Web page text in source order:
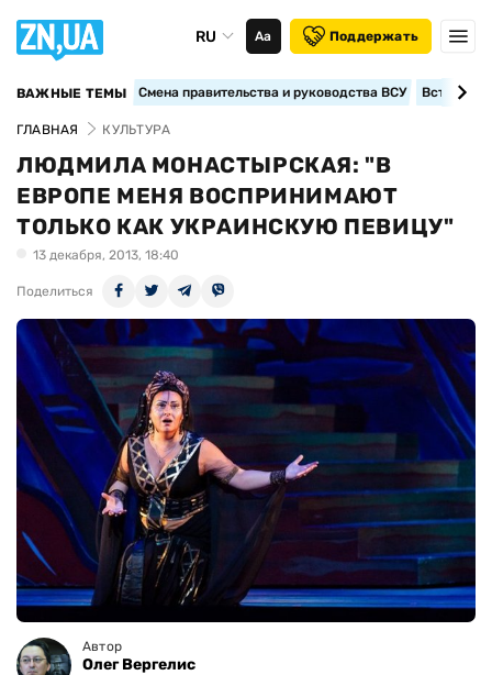
RU Аа Поддержать
ВАЖНЫЕ ТЕМЫ Смена правительства и руководства ВСУ
ГЛАВНАЯ КУЛЬТУРА
ЛЮДМИЛА МОНАСТЫРСКАЯ: "В
ЕВРОПЕ МЕНЯ ВОСПРИНИМАЮТ
ТОЛЬКО КАК УКРАИНСКУЮ ПЕВИЦУ"
13 декабря, 2013, 18:40
Поделиться
Автор
Олег Вергелис